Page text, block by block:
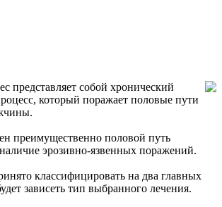
представляет собой хронический
который поражает половые пути
преимущественно половой путь
эрозивно-язвенных поражений.
классифицировать на два главных
зависеть тип выбранного лечения.